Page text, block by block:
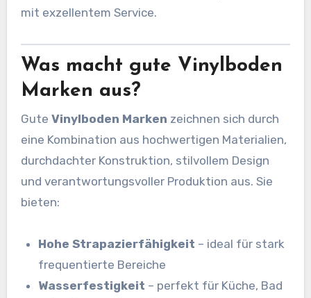
mit exzellentem Service.
Was macht gute Vinylboden
Marken aus?
Gute Vinylboden Marken zeichnen sich durch
eine Kombination aus hochwertigen Materialien,
durchdachter Konstruktion, stilvollem Design
und verantwortungsvoller Produktion aus. Sie
bieten:
Hohe Strapazierfähigkeit – ideal für stark
frequentierte Bereiche
Wasserfestigkeit – perfekt für Küche, Bad